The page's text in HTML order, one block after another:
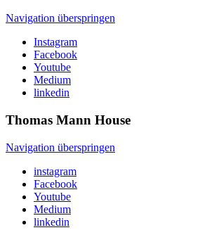
Navigation überspringen
Instagram
Facebook
Youtube
Medium
linkedin
Thomas Mann House
Navigation überspringen
instagram
Facebook
Youtube
Medium
linkedin